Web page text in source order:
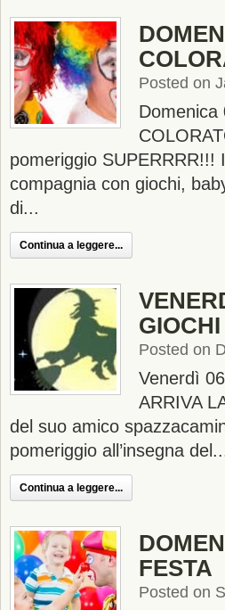
Posted on
Domenica
pomeriggio
compagnia con giochi,
di...
Continua a leggere...
Posted on
Venerdì
ARRIVA
del suo amico
pomeriggio all’insegna
Continua a leggere...
FESTA
Posted on